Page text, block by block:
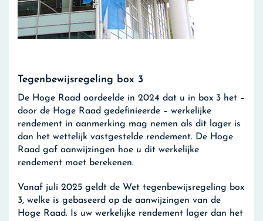
Tegenbewijsregeling box 3
De Hoge Raad oordeelde in 2024 dat u in box 3 het –
door de Hoge Raad gedefinieerde – werkelijke
rendement in aanmerking mag nemen als dit lager is
dan het wettelijk vastgestelde rendement. De Hoge
Raad gaf aanwijzingen hoe u dit werkelijke
rendement moet berekenen.
Vanaf juli 2025 geldt de Wet tegenbewijsregeling box
3, welke is gebaseerd op de aanwijzingen van de
Hoge Raad. Is uw werkelijke rendement lager dan het